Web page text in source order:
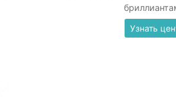
Узнать